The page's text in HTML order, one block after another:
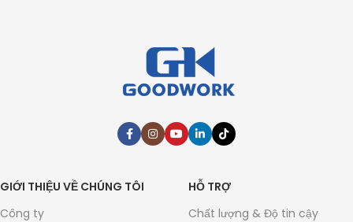
GIỚI THIỆU VỀ CHÚNG TÔI
Công ty
HỖ TRỢ
Chất lượng & Độ tin cậy